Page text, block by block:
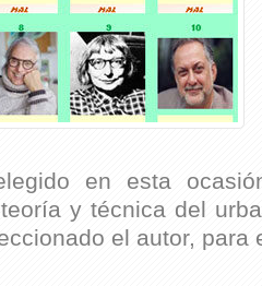
en esta
teoría y técnica del
el autor, para